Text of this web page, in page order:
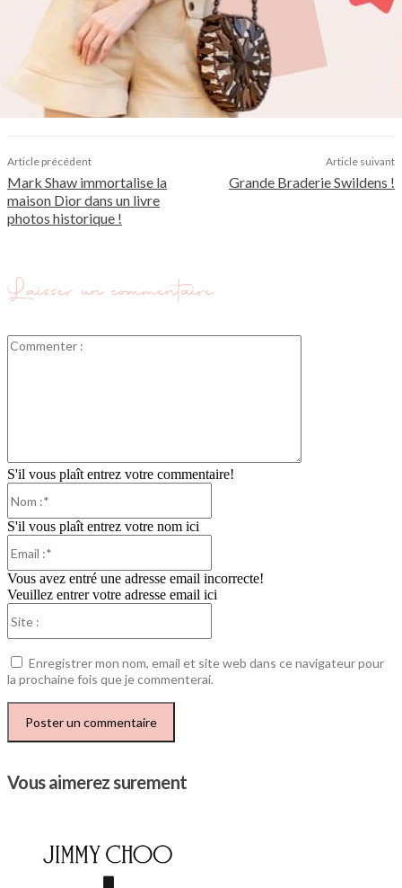
Article précédent
Mark Shaw immortalise la
maison Dior dans un livre
photos historique !
Article suivant
Grande Braderie Swildens !
Laisser un commentaire
S'il vous plaît entrez votre commentaire!
S'il vous plaît entrez votre nom ici
Vous avez entré une adresse email incorrecte!
Veuillez entrer votre adresse email ici
Enregistrer mon nom, email et site web dans ce navigateur pour
la prochaine fois que je commenterai.
Vous aimerez surement